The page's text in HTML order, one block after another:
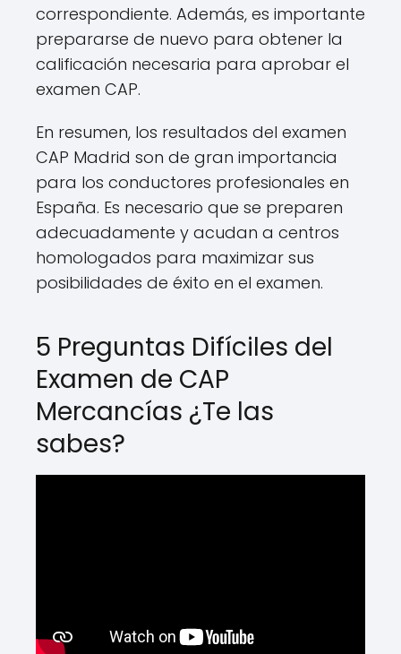
correspondiente. Además, es importante
prepararse de nuevo para obtener la
calificación necesaria para aprobar el
examen CAP.
En resumen, los resultados del examen
CAP Madrid son de gran importancia
para los conductores profesionales en
España. Es necesario que se preparen
adecuadamente y acudan a centros
homologados para maximizar sus
posibilidades de éxito en el examen.
5 Preguntas Difíciles del
Examen de CAP
Mercancías ¿Te las
sabes?